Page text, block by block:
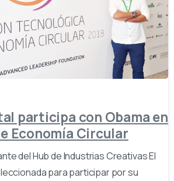
-
participa con Obama en
Economía Circular
del Hub de Industrias Creativas El
para participar por su